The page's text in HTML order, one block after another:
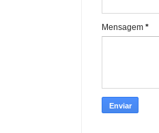
Mensagem *